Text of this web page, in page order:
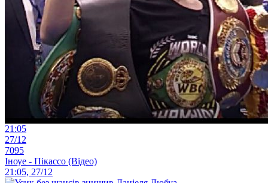
21:05
27/12
7095
Іноуе - Пікассо (Відео)
21:05, 27/12